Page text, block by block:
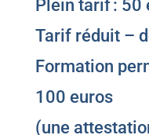
Plein tarif : 50
Tarif réduit –
Formation
100 euros
(une